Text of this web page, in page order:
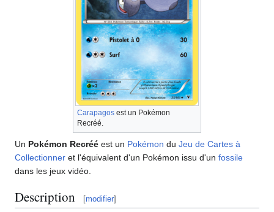
Carapagos est un Pokémon
Recréé.
Un Pokémon Recréé est un Pokémon du Jeu de Cartes à
Collectionner et l'équivalent d'un Pokémon issu d'un fossile
dans les jeux vidéo.
Description [modifier]